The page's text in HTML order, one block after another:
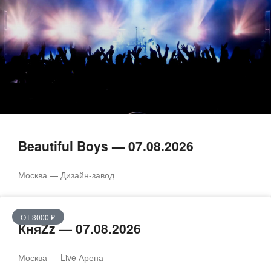
Beautiful Boys — 07.08.2026
Москва — Дизайн-завод
ОТ 3000 ₽
КняZz — 07.08.2026
Москва — Live Арена